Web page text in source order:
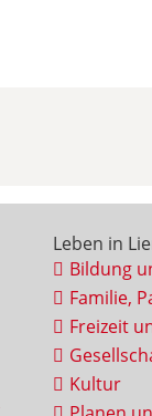
Leben in
Bildung
Familie,
Freizeit
Kultur